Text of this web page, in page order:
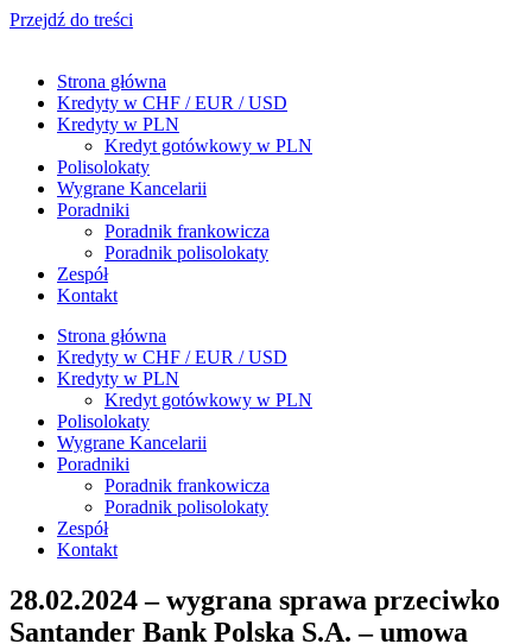
Przejdź do treści
Strona główna
Kredyty w CHF / EUR / USD
Kredyty w PLN
Kredyt gotówkowy w PLN
Polisolokaty
Wygrane Kancelarii
Poradniki
Poradnik frankowicza
Poradnik polisolokaty
Zespół
Kontakt
Strona główna
Kredyty w CHF / EUR / USD
Kredyty w PLN
Kredyt gotówkowy w PLN
Polisolokaty
Wygrane Kancelarii
Poradniki
Poradnik frankowicza
Poradnik polisolokaty
Zespół
Kontakt
28.02.2024 – wygrana sprawa przeciwko
Santander Bank Polska S.A. – umowa